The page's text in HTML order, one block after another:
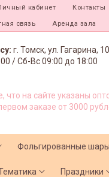
кабинет Контакты
связь Аренда зала
г. Томск, ул. Гагарина, 10
/Сб-Вс 09:00 до 18:00
что на сайте указаны
заказе от 3000
Фольгированные шары
Праздники